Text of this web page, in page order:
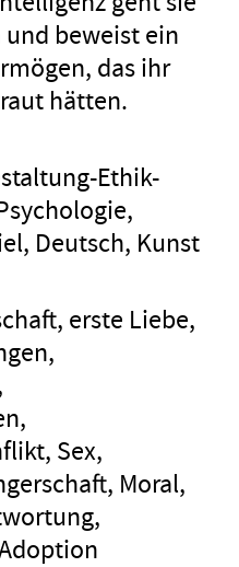
beweist ein
das ihr
hätten.
Ethik-
Deutsch, Kunst
erste Liebe,
Sex,
Moral,